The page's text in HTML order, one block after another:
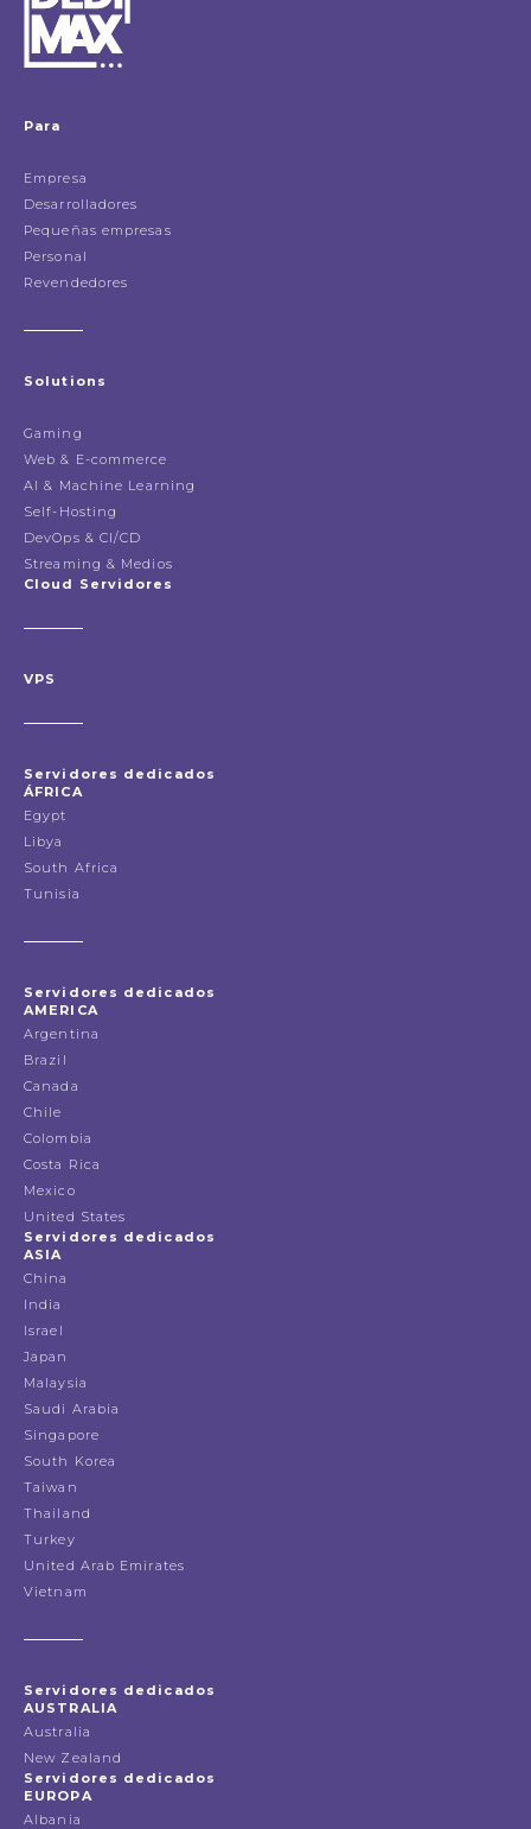
Para
Empresa
Desarrolladores
Pequeñas empresas
Personal
Revendedores
Solutions
Gaming
Web & E-commerce
AI & Machine Learning
Self-Hosting
DevOps & CI/CD
Streaming & Medios
Cloud Servidores
VPS
Servidores dedicados
ÁFRICA
Egypt
Libya
South Africa
Tunisia
Servidores dedicados
AMERICA
Argentina
Brazil
Canada
Chile
Colombia
Costa Rica
Mexico
United States
Servidores dedicados
ASIA
China
India
Israel
Japan
Malaysia
Saudi Arabia
Singapore
South Korea
Taiwan
Thailand
Turkey
United Arab Emirates
Vietnam
Servidores dedicados
AUSTRALIA
Australia
New Zealand
Servidores dedicados
EUROPA
Albania